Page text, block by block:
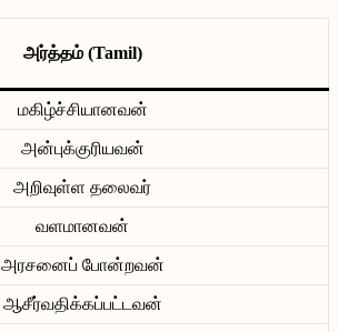
அர்த்தம் (Tamil)
மகிழ்ச்சியானவன்
அன்புக்குரியவன்
அறிவுள்ள தலைவர்
வளமானவன்
அரசனைப் போன்றவன்
ஆசீர்வதிக்கப்பட்டவன்